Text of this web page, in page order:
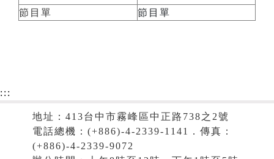
節目單
節目單
:::
地址：413台中市霧峰區中正路738之2號
電話總機：(+886)-4-2339-1141．傳真：
(+886)-4-2339-9072